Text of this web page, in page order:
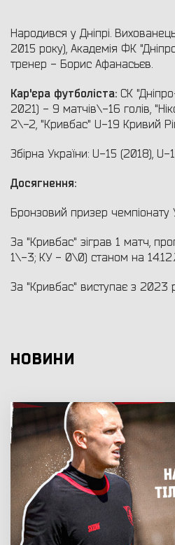
Народився у Дніпрі.
2015 року), Академія ФК
тренер - Борис Афанасьєв.
Кар'єра футболіста: СК
2021) - 9 матчів\-16 голів,
2\-2, "Кривбас" U-19 Кривий
Збірна України: U-15 (2018), U-
Досягнення:
Бронзовий призер
За "Кривбас" зіграв 1 матч,
1\-3; КУ - 0\0) станом на
За "Кривбас" виступає з 2023
НОВИНИ